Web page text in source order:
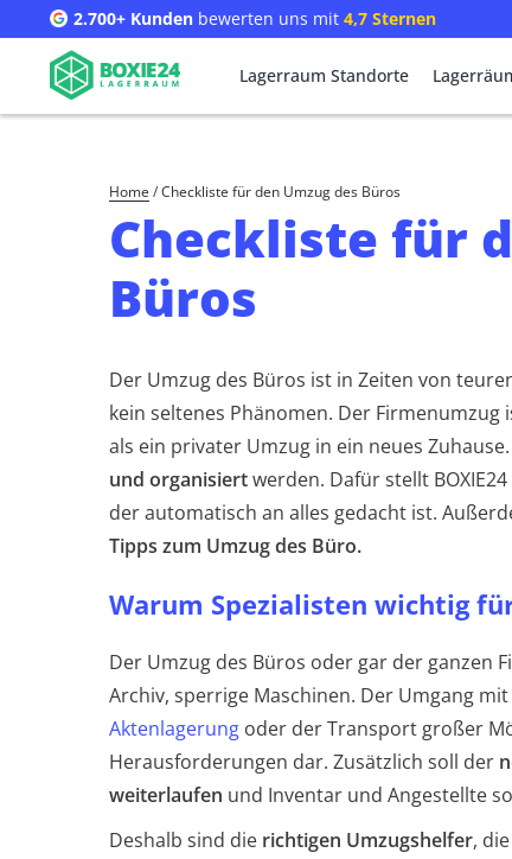
2.700+ Kunden bewerten uns mit 4,7 Sternen
Lagerraum Standorte
Home / Checkliste für den Umzug des Büros
Checkliste für
Büros
Der Umzug des Büros ist in Zeiten von
kein seltenes Phänomen. Der
als ein privater Umzug in ein neues
und organisiertwerden. Dafür stellt
der automatisch an alles gedacht ist.
Tipps zum Umzug des Büro.
Warum Spezialisten wichtig
Der Umzug des Büros oder gar der ganzen
Archiv, sperrige Maschinen. Der Umgang
Aktenlagerung oder der Transport großer
Herausforderungen dar. Zusätzlich soll der
weiterlaufen und Inventar und Angestellte
Deshalb sind die richtigen Umzugshelfer,